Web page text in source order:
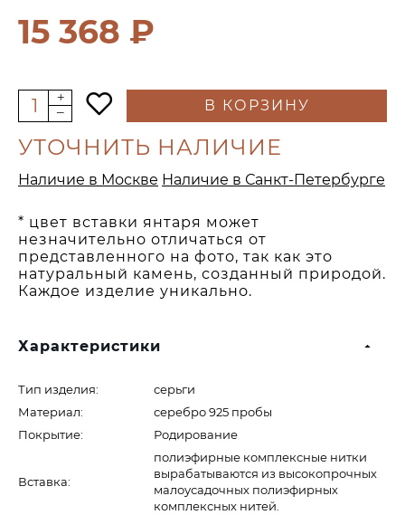
15 368 ₽
В КОРЗИНУ
* цвет вставки янтаря может
незначительно отличаться от
представленного на фото, так как это
натуральный камень, созданный природой.
Каждое изделие уникально.
Характеристики
Тип изделия:
серьги
Материал:
серебро 925 пробы
Покрытие:
Родирование
Вставка:
полиэфирные комплексные нитки
вырабатываются из высокопрочных
малоусадочных полиэфирных
комплексных нитей.
УТОЧНИТЬ НАЛИЧИЕ
Наличие в Москве Наличие в Санкт-Петербурге